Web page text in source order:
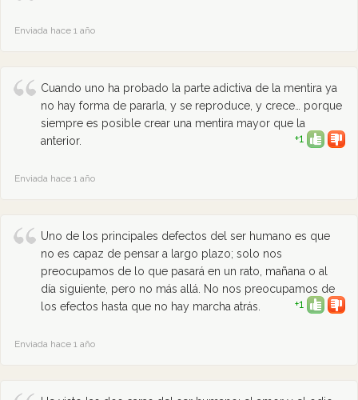
Enviada hace 1 año
Cuando uno ha probado la parte adictiva de la mentira ya
no hay forma de pararla, y se reproduce, y crece… porque
siempre es posible crear una mentira mayor que la
anterior.
+1
Enviada hace 1 año
Uno de los principales defectos del ser humano es que
no es capaz de pensar a largo plazo; solo nos
preocupamos de lo que pasará en un rato, mañana o al
día siguiente, pero no más allá. No nos preocupamos de
los efectos hasta que no hay marcha atrás.
+1
Enviada hace 1 año